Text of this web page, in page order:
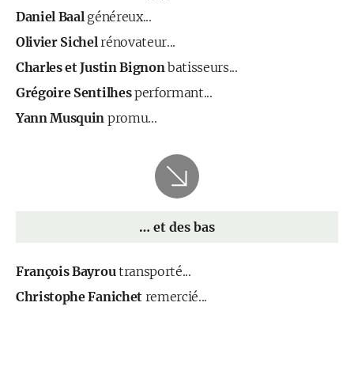
Daniel Baalgénéreux...
Olivier Sichelrénovateur...
Charles et Justin Bignonbatisseurs...
Grégoire Sentilhesperformant...
Yann Musquin promu...
… et des bas
François Bayroutransporté...
Christophe Fanichetremercié...